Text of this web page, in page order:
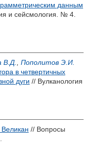
данным
и сейсмология. № 4.
В.Д.
Пополитов Э.И.
в четвертичных
дуги // Вулканология
// Вопросы